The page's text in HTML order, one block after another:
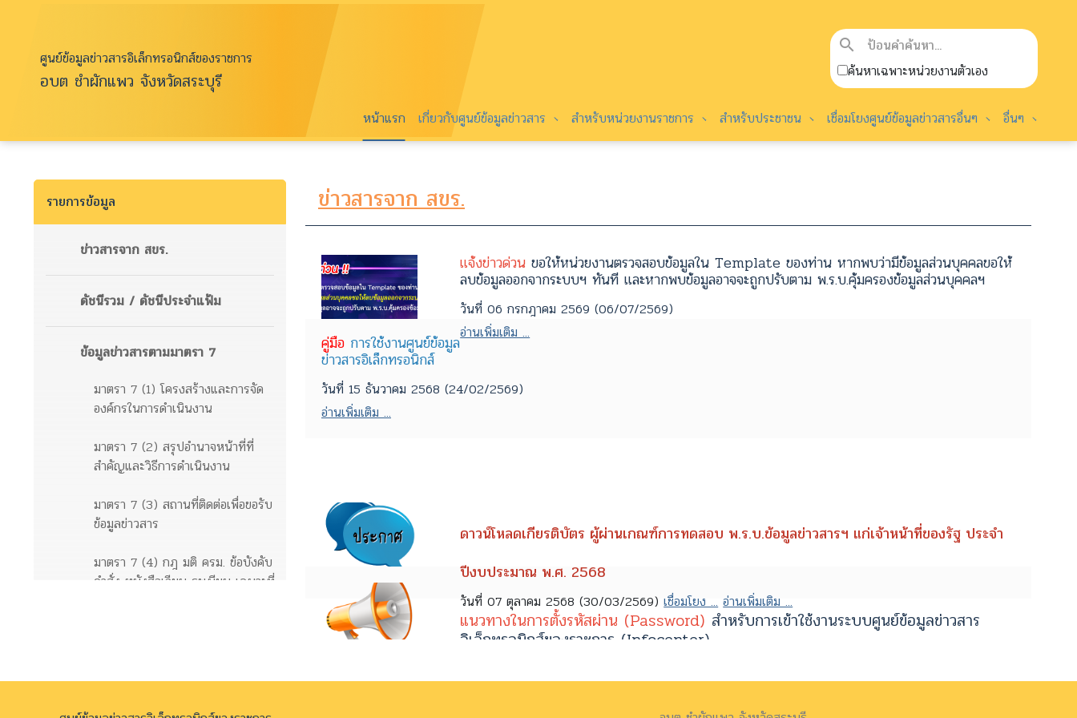
ศูนย์ข้อมูลข่าวสารอิเล็กทรอนิกส์ของราชการ
อบต ชำผักแพว จังหวัดสระบุรี
search
ค้นหาเฉพาะหน่วยงานตัวเอง
หน้าแรก เกี่ยวกับศูนย์ข้อมูลข่าวสาร สำหรับหน่วยงานราชการ สำหรับประชาชน เชื่อมโยงศูนย์ข้อมูลข่าวสารอื่นๆ อื่นๆ
รายการข้อมูล
ข่าวสารจาก สขร.
ดัชนีรวม / ดัชนีประจำแฟ้ม
ข้อมูลข่าวสารตามมาตรา 7
มาตรา 7 (1) โครงสร้างและการจัด
องค์กรในการดำเนินงาน
มาตรา 7 (2) สรุปอำนาจหน้าที่ที่
สำคัญและวิธีการดำเนินงาน
มาตรา 7 (3) สถานที่ติดต่อเพื่อขอรับ
ข้อมูลข่าวสาร
มาตรา 7 (4) กฎ มติ ครม. ข้อบังคับ
คำสั่ง หนังสือเวียน ระเบียบ เฉพาะที่
มาตรา 9 (1) ผลการพิจารณา
ข่าวสารจาก สขร.
แจ้งข่าวด่วน ขอให้หน่วยงานตรวจสอบข้อมูลใน Template ของท่าน หากพบว่ามีข้อมูลส่วนบุคคลขอให้
ลบข้อมูลออกจากระบบฯ ทันที และหากพบข้อมูลอาจจะถูกปรับตาม พ.ร.บ.คุ้มครองข้อมูลส่วนบุคคลฯ
วันที่ 06 กรกฎาคม 2569 (06/07/2569)
อ่านเพิ่มเติม ...
คู่มือ การใช้งานศูนย์ข้อมูล
ข่าวสารอิเล็กทรอนิกส์
วันที่ 15 ธันวาคม 2568 (24/02/2569)
อ่านเพิ่มเติม ...
ดาวน์โหลดเกียรติบัตร ผู้ผ่านเกณฑ์การทดสอบ พ.ร.บ.ข้อมูลข่าวสารฯ แก่เจ้าหน้าที่ของรัฐ ประจำ
ปีงบประมาณ พ.ศ. 2568
วันที่ 07 ตุลาคม 2568 (30/03/2569)เชื่อมโยง ... อ่านเพิ่มเติม ...
แนวทางในการตั้งรหัสผ่าน (Password) สำหรับการเข้าใช้งานระบบศูนย์ข้อมูลข่าวสาร
อิเล็กทรอนิกส์ของราชการ (Infocenter)
การสมัครใช้ศูนย์ข้อมูลข่าวสารอิเล็กทรอนิกส์